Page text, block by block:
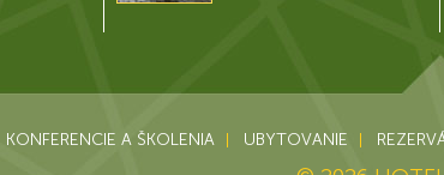
KONFERENCIE A ŠKOLENIA UBYTOVANIE